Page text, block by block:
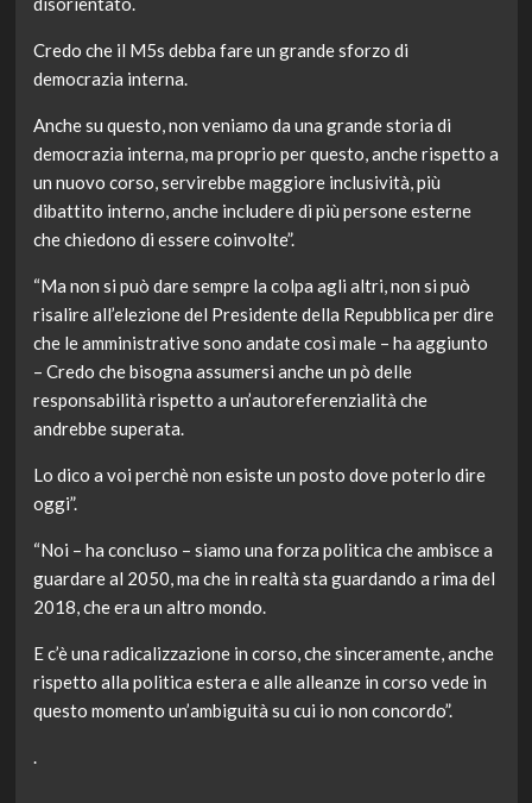
Credo che il M5s debba fare un grande sforzo di
democrazia interna.
Anche su questo, non veniamo da una grande storia di
democrazia interna, ma proprio per questo, anche rispetto a
un nuovo corso, servirebbe maggiore inclusività, più
dibattito interno, anche includere di più persone esterne
che chiedono di essere coinvolte”.
“Ma non si può dare sempre la colpa agli altri, non si può
risalire all’elezione del Presidente della Repubblica per dire
che le amministrative sono andate così male – ha aggiunto
– Credo che bisogna assumersi anche un pò delle
responsabilità rispetto a un’autoreferenzialità che
andrebbe superata.
Lo dico a voi perchè non esiste un posto dove poterlo dire
oggi”.
“Noi – ha concluso – siamo una forza politica che ambisce a
guardare al 2050, ma che in realtà sta guardando a rima del
2018, che era un altro mondo.
E c’è una radicalizzazione in corso, che sinceramente, anche
rispetto alla politica estera e alle alleanze in corso vede in
questo momento un’ambiguità su cui io non concordo”.
.